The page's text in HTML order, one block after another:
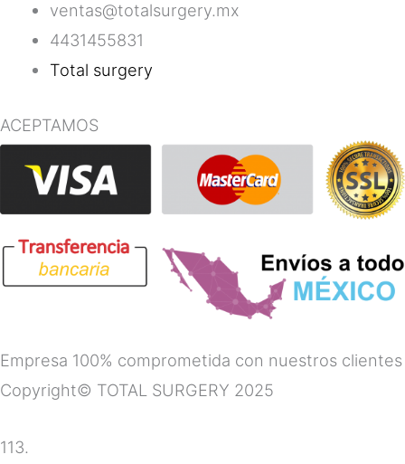
ventas@totalsurgery.mx
4431455831
Total surgery
ACEPTAMOS
Empresa 100% comprometida con nuestros clientes
Copyright© TOTAL SURGERY 2025
113.